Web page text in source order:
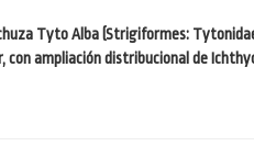
Tyto Alba (Strigiformes:
con ampliación distribucional de